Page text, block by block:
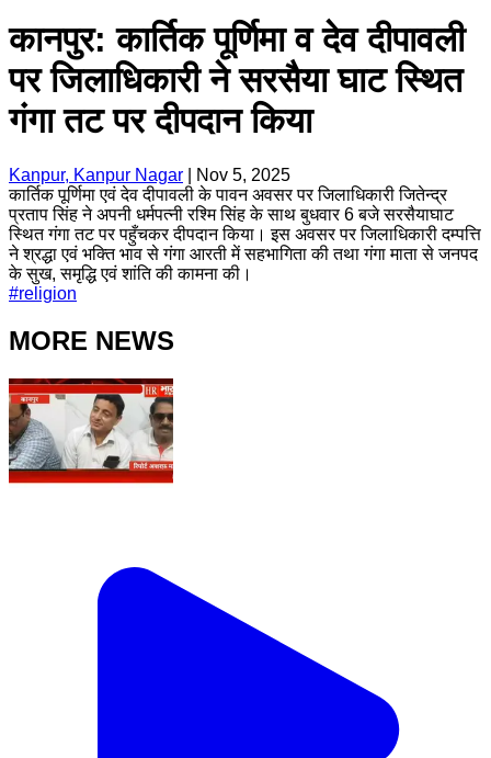
कानपुर: कार्तिक पूर्णिमा व देव दीपावली
पर जिलाधिकारी ने सरसैया घाट स्थित
गंगा तट पर दीपदान किया
Kanpur, Kanpur Nagar
Nov 5, 2025
कार्तिक पूर्णिमा एवं देव दीपावली के पावन अवसर पर जिलाधिकारी जितेन्द्र
प्रताप सिंह ने अपनी धर्मपत्नी रश्मि सिंह के साथ बुधवार 6 बजे सरसैयाघाट
स्थित गंगा तट पर पहुँचकर दीपदान किया। इस अवसर पर जिलाधिकारी दम्पत्ति
ने श्रद्धा एवं भक्ति भाव से गंगा आरती में सहभागिता की तथा गंगा माता से जनपद
के सुख, समृद्धि एवं शांति की कामना की।
#religion
MORE NEWS